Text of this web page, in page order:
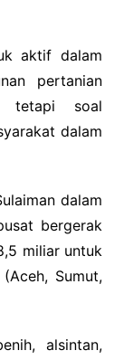
aktif dalam
pertanian
tetapi soal
dalam
dalam
bergerak
miliar untuk
Sumut,
alsintan,